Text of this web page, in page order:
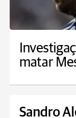
matar
Sandro